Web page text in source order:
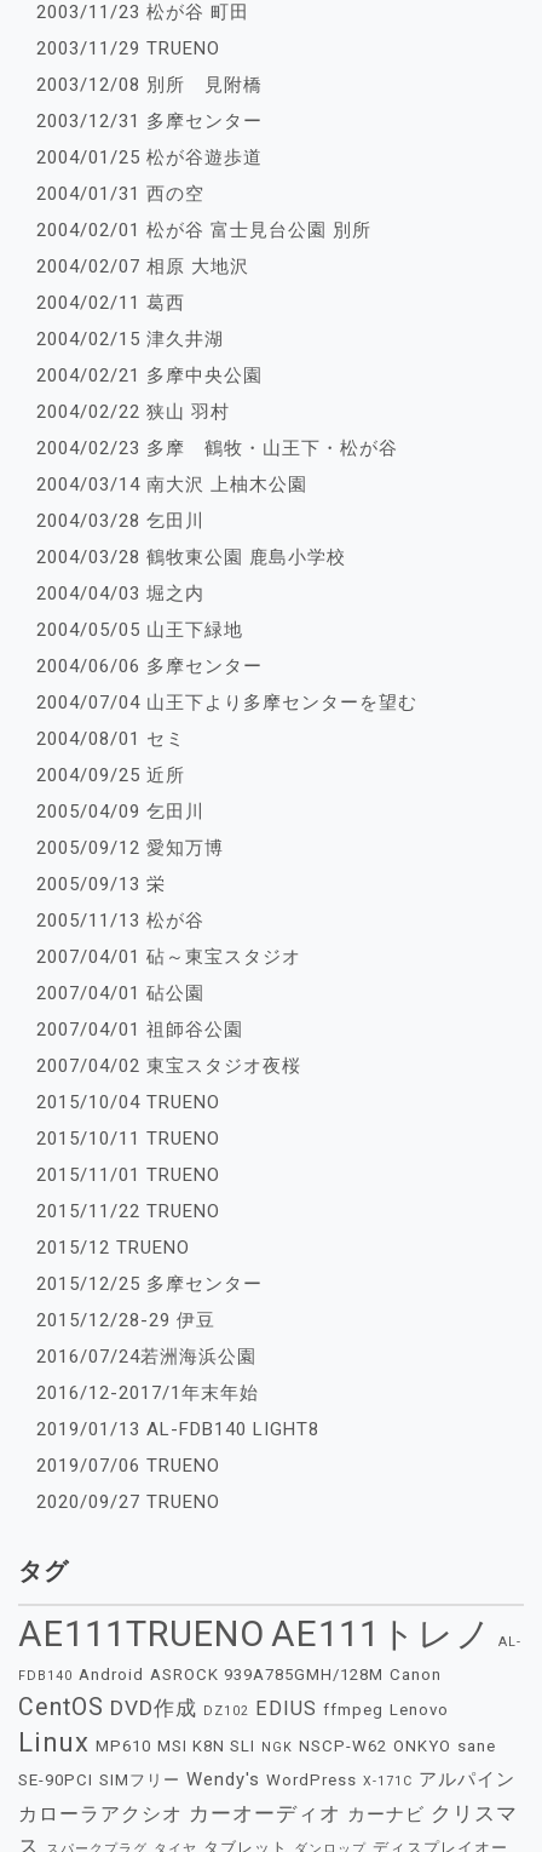
2003/11/23 松が谷 町田
2003/11/29 TRUENO
2003/12/08 別所 見附橋
2003/12/31 多摩センター
2004/01/25 松が谷遊歩道
2004/01/31 西の空
2004/02/01 松が谷 富士見台公園 別所
2004/02/07 相原 大地沢
2004/02/11 葛西
2004/02/15 津久井湖
2004/02/21 多摩中央公園
2004/02/22 狭山 羽村
2004/02/23 多摩 鶴牧・山王下・松が谷
2004/03/14 南大沢 上柚木公園
2004/03/28 乞田川
2004/03/28 鶴牧東公園 鹿島小学校
2004/04/03 堀之内
2004/05/05 山王下緑地
2004/06/06 多摩センター
2004/07/04 山王下より多摩センターを望む
2004/08/01 セミ
2004/09/25 近所
2005/04/09 乞田川
2005/09/12 愛知万博
2005/09/13 栄
2005/11/13 松が谷
2007/04/01 砧～東宝スタジオ
2007/04/01 砧公園
2007/04/01 祖師谷公園
2007/04/02 東宝スタジオ夜桜
2015/10/04 TRUENO
2015/10/11 TRUENO
2015/11/01 TRUENO
2015/11/22 TRUENO
2015/12 TRUENO
2015/12/25 多摩センター
2015/12/28-29 伊豆
2016/07/24若洲海浜公園
2016/12-2017/1年末年始
2019/01/13 AL-FDB140 LIGHT8
2019/07/06 TRUENO
2020/09/27 TRUENO
タグ
AE111TRUENO AE111トレノ AL-
FDB140 Android ASROCK 939A785GMH/128M Canon
CentOS DVD作成 DZ102 EDIUS ffmpeg Lenovo
Linux MP610 MSI K8N SLI NGK NSCP-W62 ONKYO sane
SE-90PCI SIMフリー Wendy's WordPress X-171C アルパイン
カローラアクシオ カーオーディオ カーナビ クリスマ
ス
タブレット ディスプレイオー